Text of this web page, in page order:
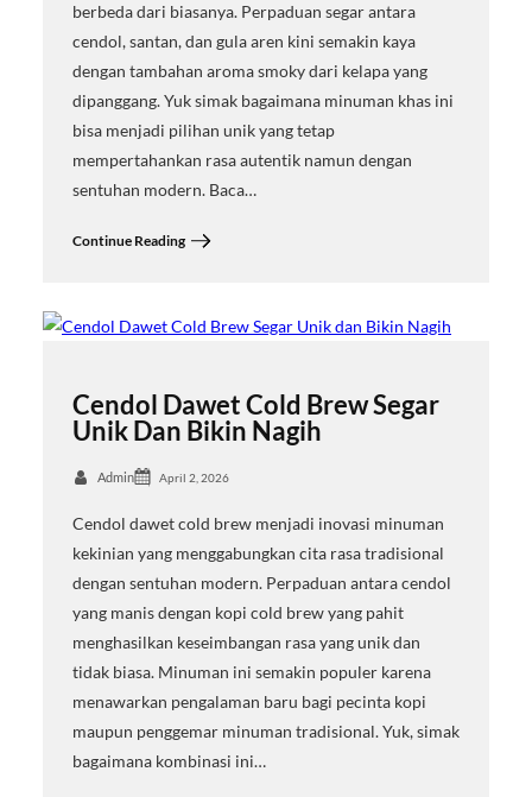
berbeda dari biasanya. Perpaduan segar antara
cendol, santan, dan gula aren kini semakin kaya
dengan tambahan aroma smoky dari kelapa yang
dipanggang. Yuk simak bagaimana minuman khas ini
bisa menjadi pilihan unik yang tetap
mempertahankan rasa autentik namun dengan
sentuhan modern. Baca…
Continue Reading
Cendol Dawet Cold Brew Segar
Unik Dan Bikin Nagih
Admin April 2, 2026
Cendol dawet cold brew menjadi inovasi minuman
kekinian yang menggabungkan cita rasa tradisional
dengan sentuhan modern. Perpaduan antara cendol
yang manis dengan kopi cold brew yang pahit
menghasilkan keseimbangan rasa yang unik dan
tidak biasa. Minuman ini semakin populer karena
menawarkan pengalaman baru bagi pecinta kopi
maupun penggemar minuman tradisional. Yuk, simak
bagaimana kombinasi ini…